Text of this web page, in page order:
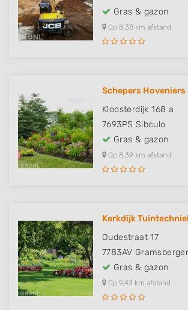
Gras & gazon
Op 8,38 km afstand
Schepers Hoveniers
Kloosterdijk 168 a
7693PS Sibculo
Gras & gazon
Op 8,39 km afstand
Kerkdijk
Oudestraat 17
7783AV
Gras & gazon
Op 9,43 km afstand